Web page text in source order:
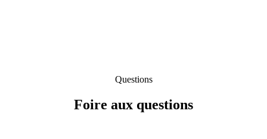
Questions
Foire aux questions